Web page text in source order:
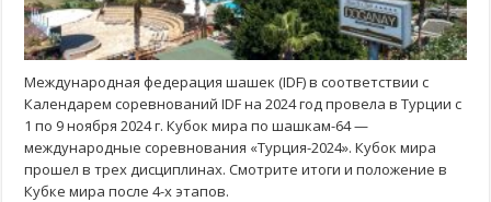
Международная федерация шашек (IDF) в соответствии с
Календарем соревнований IDF на 2024 год провела в Турции с
1 по 9 ноября 2024 г. Кубок мира по шашкам-64 —
международные соревнования «Турция-2024». Кубок мира
прошел в трех дисциплинах. Смотрите итоги и положение в
Кубке мира после 4-х этапов.